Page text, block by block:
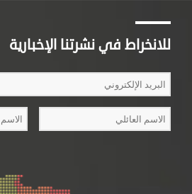
للانخراط في نشرتنا الإخبارية